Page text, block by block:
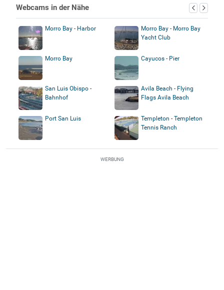
Webcams in der Nähe
Morro Bay - Harbor
Morro Bay - Morro Bay
Yacht Club
Morro Bay Cayucos - Pier
San Luis Obispo -
Bahnhof
Avila Beach - Flying
Flags Avila Beach
Port San Luis
Templeton - Templeton
Tennis Ranch
WERBUNG